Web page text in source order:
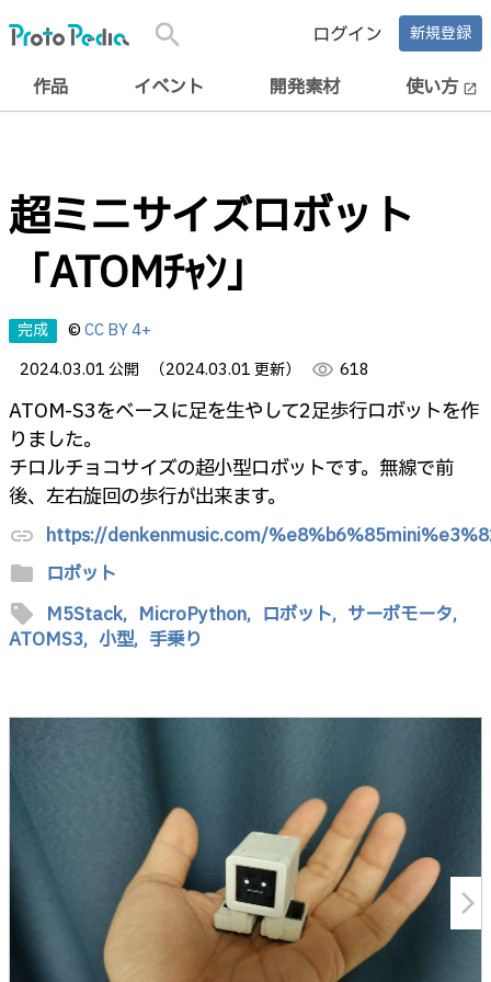
search ログイン 新規登録
作品 イベント 開発素材 使い方 open_in_new
超ミニサイズロボット
「ATOMﾁｬﾝ」
完成 ©CC BY 4+
2024.03.01 公開
（2024.03.01 更新） visibility 618
ATOM-S3をベースに足を生やして2足歩行ロボットを作
りました。
チロルチョコサイズの超小型ロボットです。無線で前
後、左右旋回の歩行が出来ます。
link https://denkenmusic.com/
folder ロボット
sell M5Stack, MicroPython, ロボット, サーボモータ,
ATOMS3, 小型, 手乗り
arrow_forward_ios